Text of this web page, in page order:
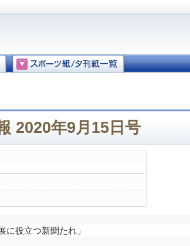
2020年9月15日号
に役立つ新聞たれ」